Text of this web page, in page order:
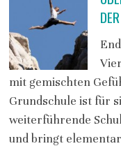
mit gemischten
Grundschule ist für
weiterführende
und bringt